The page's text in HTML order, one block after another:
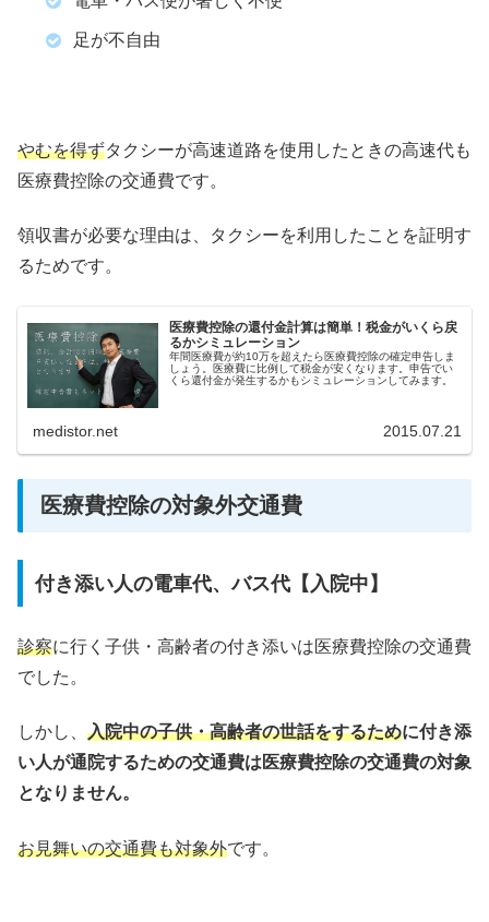
足が不自由
やむを得ずタクシーが高速道路を使用したときの高速代も
医療費控除の交通費です。
領収書が必要な理由は、タクシーを利用したことを証明す
るためです。
医療費控除の還付金計算は簡単！税金がいくら戻
るかシミュレーション
年間医療費が約10万を超えたら医療費控除の確定申告しま
しょう。医療費に比例して税金が安くなります。申告でい
くら還付金が発生するかもシミュレーションしてみます。
medistor.net 2015.07.21
医療費控除の対象外交通費
付き添い人の電車代、バス代【入院中】
診察に行く子供・高齢者の付き添いは医療費控除の交通費
でした。
しかし、 入院中の子供・高齢者の世話をするために付き添
い人が通院するための交通費は医療費控除の交通費の対象
となりません。
お見舞いの交通費も対象外です。